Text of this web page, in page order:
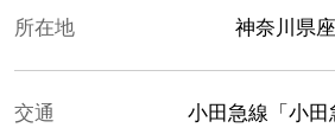
所在地 神奈川県
交通 小田急線「小田